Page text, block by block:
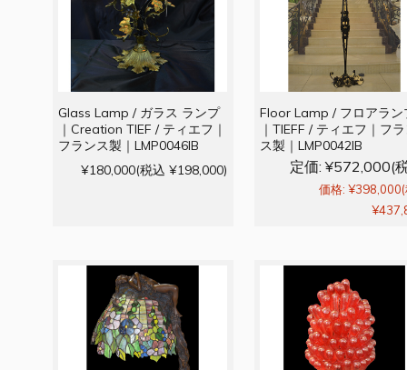
Glass Lamp / ガラス ランプ
｜Creation TIEF / ティエフ｜
フランス製｜LMP0046IB
¥180,000(税込 ¥198,000)
Floor Lamp / フロアラン
｜TIEFF / ティエフ｜フ
ス製｜LMP0042IB
定価: ¥572,000(
価格: ¥398,000